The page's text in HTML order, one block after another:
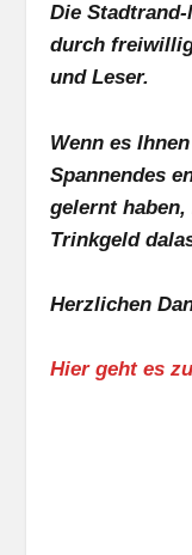
Die
durch
und Leser.
Wenn es
Spannendes
gelernt
Trinkgeld
Herzlichen
Hier geht es